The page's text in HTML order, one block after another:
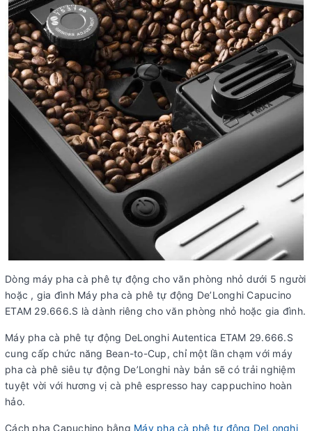
Dòng máy pha cà phê tự động cho văn phòng nhỏ dưới 5 người
hoặc , gia đình Máy pha cà phê tự động De’Longhi Capucino
ETAM 29.666.S là dành riêng cho văn phòng nhỏ hoặc gia đình.
Máy pha cà phê tự động DeLonghi Autentica ETAM 29.666.S
cung cấp chức năng Bean-to-Cup, chỉ một lần chạm với máy
pha cà phê siêu tự động De’Longhi này bản sẽ có trải nghiệm
tuyệt vời với hương vị cà phê espresso hay cappuchino hoàn
hảo.
Cách pha Capuchino bằng Máy pha cà phê tự động DeLonghi